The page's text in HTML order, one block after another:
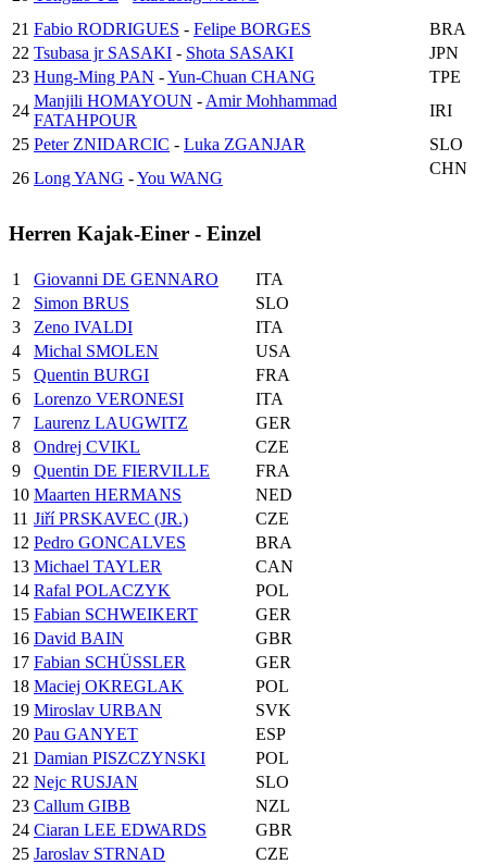
21 Fabio RODRIGUES - Felipe BORGES
BRA
22 Tsubasa jr SASAKI - Shota SASAKI
JPN
23 Hung-Ming PAN -Yun-Chuan CHANG
TPE
24
Manjili HOMAYOUN - Amir Mohhammad
FATAHPOUR
IRI
25 Peter ZNIDARCIC - Luka ZGANJAR
SLO
26 Long YANG -You WANG
CHN
Herren Kajak-Einer - Einzel
1 Giovanni DE GENNARO
ITA
2
Simon BRUS
SLO
3
Zeno IVALDI
ITA
4
Michal SMOLEN
USA
5
Quentin BURGI
FRA
6
Lorenzo VERONESI
ITA
7
Laurenz LAUGWITZ
GER
8
Ondrej CVIKL
CZE
9
Quentin DE FIERVILLE
FRA
10 Maarten HERMANS
NED
11 Jiří PRSKAVEC (JR.)
CZE
12 Pedro GONCALVES
BRA
13 Michael TAYLER
CAN
14 Rafal POLACZYK
POL
15 Fabian SCHWEIKERT
GER
16 David BAIN
GBR
17 Fabian SCHÜSSLER
GER
18 Maciej OKREGLAK
POL
19 Miroslav URBAN
SVK
20 Pau GANYET
ESP
21 Damian PISZCZYNSKI
POL
22 Nejc RUSJAN
SLO
23 Callum GIBB
NZL
24 Ciaran LEE EDWARDS
GBR
25 Jaroslav STRNAD
CZE